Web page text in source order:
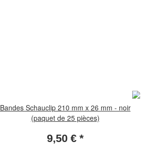
Bandes Schauclip 210 mm x 26 mm - noir
(paquet de 25 pièces)
9,50 € *